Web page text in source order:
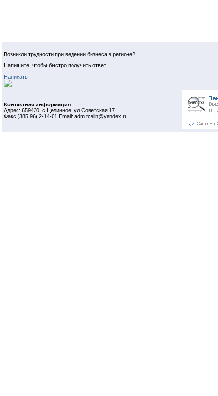
Возникли трудности при ведении бизнеса в регионе?
Напишите, чтобы быстро получить ответ
Написать
Контактная информация
Адрес: 659430, с.Целинное, ул.Советская 17
Факс:(385 96) 2-14-01 Email: adm.tcelin@yandex.ru